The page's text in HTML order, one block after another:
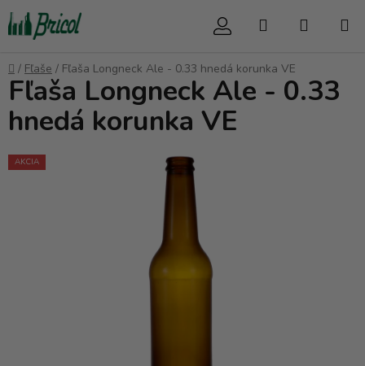
Prejsť
na
obsah
Hľadať
Domov
/ Fľaše / Fľaša Longneck Ale - 0.33 hnedá korunka VE
Fľaša Longneck Ale - 0.33
hnedá korunka VE
AKCIA